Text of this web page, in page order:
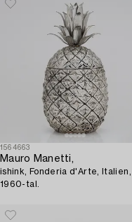
1564663
Mauro Manetti,
ishink, Fonderia d'Arte, Italien,
1960-tal.